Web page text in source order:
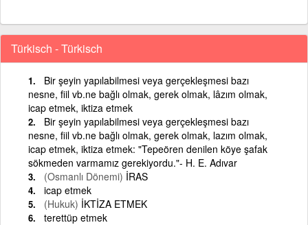
Türkisch - Türkisch
Bir şeyin yapılabilmesi veya gerçekleşmesi bazı
nesne, fiil vb.ne bağlı olmak, gerek olmak, lâzım olmak,
icap etmek, iktiza etmek
Bir şeyin yapılabilmesi veya gerçekleşmesi bazı
nesne, fiil vb.ne bağlı olmak, gerek olmak, lazım olmak,
icap etmek, iktiza etmek: "Tepeören denilen köye şafak
sökmeden varmamız gerekiyordu."- H. E. Adıvar
(Osmanlı Dönemi) İRAS
icap etmek
(Hukuk) İKTİZA ETMEK
terettüp etmek